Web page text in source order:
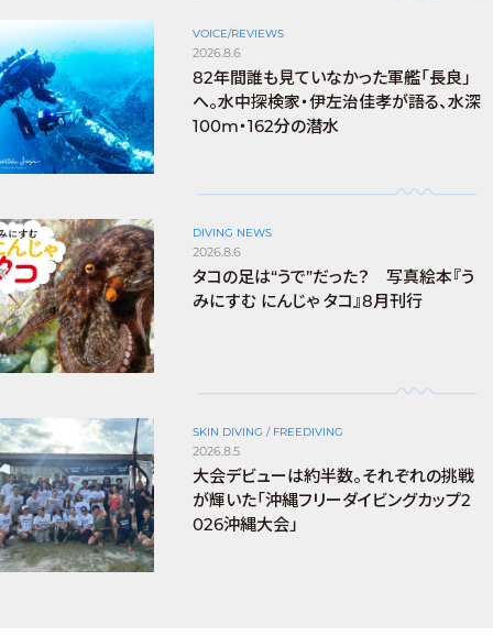
VOICE/REVIEWS
2026.8.6
82年間誰も見ていなかった軍艦「長良」
へ。水中探検家・伊左治佳孝が語る、水深
100m・162分の潜水
DIVING NEWS
2026.8.6
タコの足は“うで”だった？ 写真絵本『う
みにすむ にんじゃ タコ』8月刊行
SKIN DIVING / FREEDIVING
2026.8.5
大会デビューは約半数。それぞれの挑戦
が輝いた「沖縄フリーダイビングカップ2
026沖縄大会」